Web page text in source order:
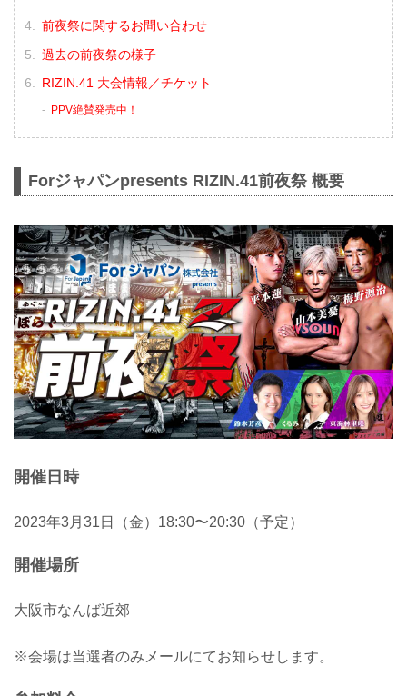
前夜祭に関するお問い合わせ
過去の前夜祭の様子
RIZIN.41 大会情報／チケット
PPV絶賛発売中！
Forジャパンpresents RIZIN.41前夜祭 概要
開催日時
2023年3月31日（金）18:30〜20:30（予定）
開催場所
大阪市なんば近郊
※会場は当選者のみメールにてお知らせします。